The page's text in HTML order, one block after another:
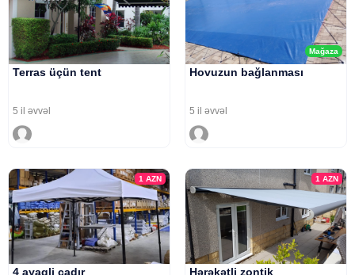
Terras üçün tent
5 il əvvəl
Mağaza
Hovuzun bağlanması
5 il əvvəl
1AZN
4 ayaqli çadır
1 AZN
Hərəkətli zontik